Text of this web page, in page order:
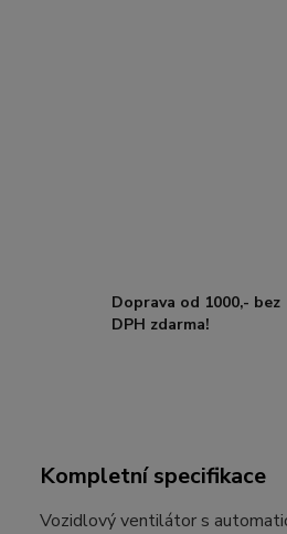
Doprava od 1000,- bez
DPH zdarma!
Kompletní specifikace
Vozidlový ventilátor s